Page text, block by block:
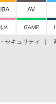
セキュリティ